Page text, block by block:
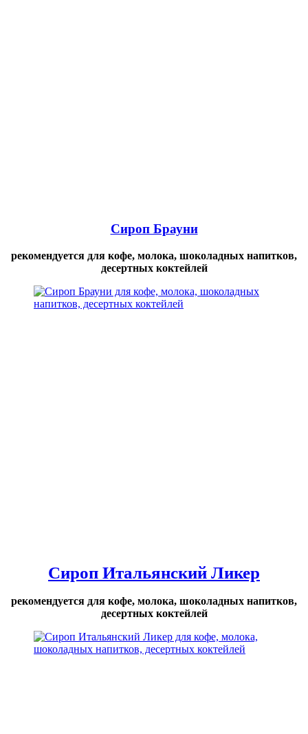
Сироп Брауни
рекомендуется для кофе, молока, шоколадных напитков,
десертных коктейлей
Сироп Итальянский Ликер
рекомендуется для кофе, молока, шоколадных напитков,
десертных коктейлей